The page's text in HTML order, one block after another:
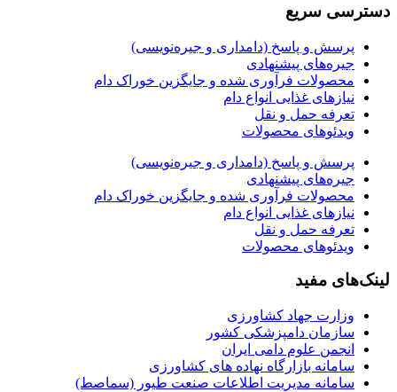
دسترسی سریع
پرسش و پاسخ (دامداری و جیره‌نویسی)
جیره‌های پیشنهادی
محصولات فرآوری شده و جایگزین خوراک دام
نیازهای غذایی انواع دام
تعرفه حمل و نقل
ویدئو‌های محصولات
پرسش و پاسخ (دامداری و جیره‌نویسی)
جیره‌های پیشنهادی
محصولات فرآوری شده و جایگزین خوراک دام
نیازهای غذایی انواع دام
تعرفه حمل و نقل
ویدئو‌های محصولات
لینک‌های مفید
وزارت جهاد کشاورزی
سازمان دامپزشکی کشور
انجمن علوم دامی ایران
سامانه بازارگاه نهاده های کشاورزی
سامانه مدیریت اطلاعات صنعت طیور (سماصط)